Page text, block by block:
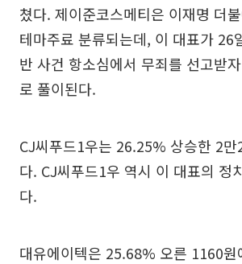
쳤다. 제이준코스메티은 이재명 더
테마주료 분류되는데, 이 대표가 26
반 사건 항소심에서 무죄를 선고받
로 풀이된다.
CJ씨푸드1우는 26.25% 상승한 2만
다. CJ씨푸드1우 역시 이 대표의 정
다.
대유에이텍은 25.68% 오른 1160원